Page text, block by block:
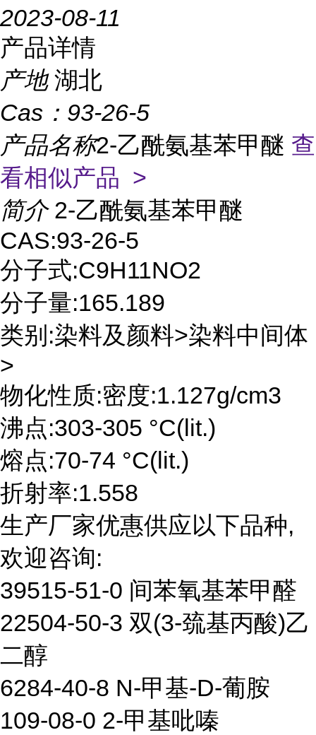
2023-08-11
产品详情
产地 湖北
Cas： 93-26-5
产品名称2-乙酰氨基苯甲醚 查
看相似产品 >
简介 2-乙酰氨基苯甲醚
CAS:93-26-5
分子式:C9H11NO2
分子量:165.189
类别:染料及颜料>染料中间体
>
物化性质:密度:1.127g/cm3
沸点:303-305 °C(lit.)
熔点:70-74 °C(lit.)
折射率:1.558
生产厂家优惠供应以下品种,
欢迎咨询:
39515-51-0 间苯氧基苯甲醛
22504-50-3 双(3-巯基丙酸)乙
二醇
6284-40-8 N-甲基-D-葡胺
109-08-0 2-甲基吡嗪